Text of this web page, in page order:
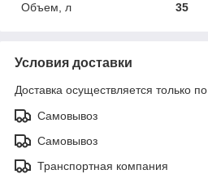
Объем, л
35
Условия доставки
Доставка осуществляется только
Самовывоз
Самовывоз
Транспортная компания